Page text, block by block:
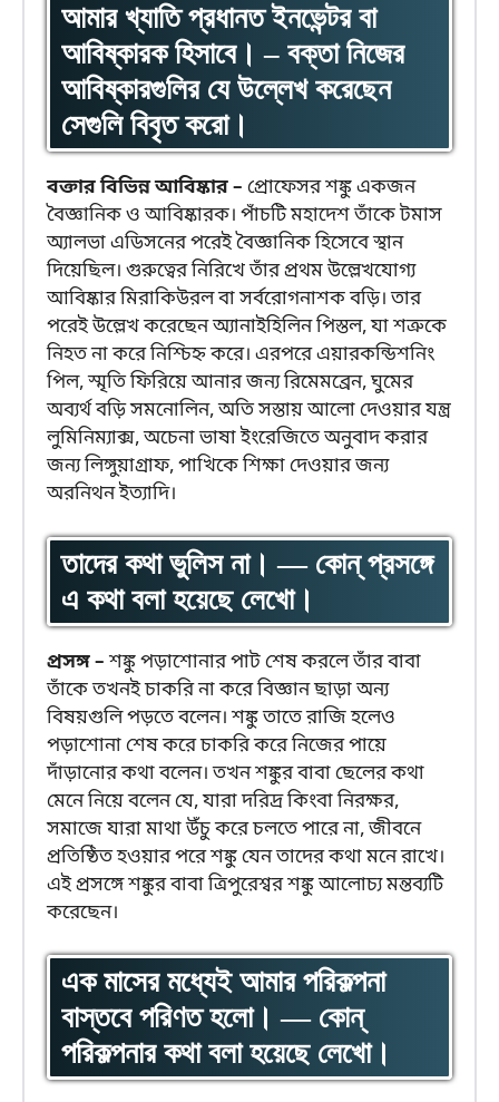
আমার খ্যাতি প্রধানত ইনভেন্টর বা
আবিষ্কারক হিসাবে। – বক্তা নিজের
আবিষ্কারগুলির যে উল্লেখ করেছেন
সেগুলি বিবৃত করো।
বক্তার বিভিন্ন আবিষ্কার – প্রোফেসর শঙ্কু একজন
বৈজ্ঞানিক ও আবিষ্কারক। পাঁচটি মহাদেশ তাঁকে টমাস
অ্যালভা এডিসনের পরেই বৈজ্ঞানিক হিসেবে স্থান
দিয়েছিল। গুরুত্বের নিরিখে তাঁর প্রথম উল্লেখযোগ্য
আবিষ্কার মিরাকিউরল বা সর্বরোগনাশক বড়ি। তার
পরেই উল্লেখ করেছেন অ্যানাইহিলিন পিস্তল, যা শত্রুকে
নিহত না করে নিশ্চিহ্ন করে। এরপরে এয়ারকন্ডিশনিং
পিল, স্মৃতি ফিরিয়ে আনার জন্য রিমেমব্রেন, ঘুমের
অব্যর্থ বড়ি সমনোলিন, অতি সস্তায় আলো দেওয়ার যন্ত্র
লুমিনিম্যাক্স, অচেনা ভাষা ইংরেজিতে অনুবাদ করার
জন্য লিঙ্গুয়াগ্রাফ, পাখিকে শিক্ষা দেওয়ার জন্য
অরনিথন ইত্যাদি।
তাদের কথা ভুলিস না। — কোন্ প্রসঙ্গে
এ কথা বলা হয়েছে লেখো।
প্রসঙ্গ – শঙ্কু পড়াশোনার পাট শেষ করলে তাঁর বাবা
তাঁকে তখনই চাকরি না করে বিজ্ঞান ছাড়া অন্য
বিষয়গুলি পড়তে বলেন। শঙ্কু তাতে রাজি হলেও
পড়াশোনা শেষ করে চাকরি করে নিজের পায়ে
দাঁড়ানোর কথা বলেন। তখন শঙ্কুর বাবা ছেলের কথা
মেনে নিয়ে বলেন যে, যারা দরিদ্র কিংবা নিরক্ষর,
সমাজে যারা মাথা উঁচু করে চলতে পারে না, জীবনে
প্রতিষ্ঠিত হওয়ার পরে শঙ্কু যেন তাদের কথা মনে রাখে।
এই প্রসঙ্গে শঙ্কুর বাবা ত্রিপুরেশ্বর শঙ্কু আলোচ্য মন্তব্যটি
করেছেন।
এক মাসের মধ্যেই আমার পরিকল্পনা
বাস্তবে পরিণত হলো। — কোন্
পরিকল্পনার কথা বলা হয়েছে লেখো।